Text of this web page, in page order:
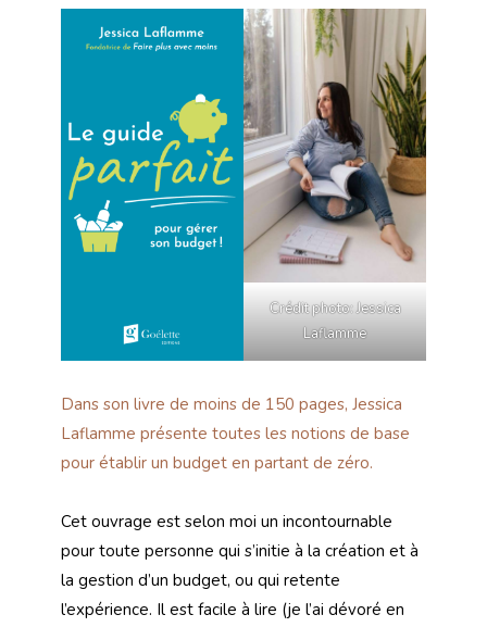
Crédit photo: Jessica
Laflamme
Dans son livre de moins de 150 pages, Jessica
Laflamme présente toutes les notions de base
pour établir un budget en partant de zéro.
Cet ouvrage est selon moi un incontournable
pour toute personne qui s’initie à la création et à
la gestion d’un budget, ou qui retente
l’expérience. Il est facile à lire (je l’ai dévoré en